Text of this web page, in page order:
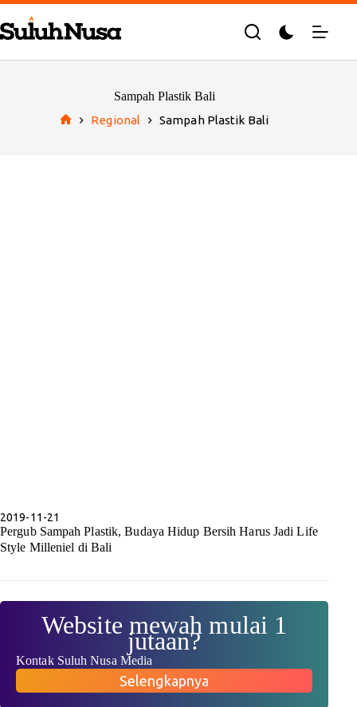
Skip
to
content
Sampah Plastik Bali
Regional Sampah Plastik Bali
2019-11-21
Pergub Sampah Plastik, Budaya Hidup Bersih Harus Jadi Life
Style Milleniel di Bali
Website mewah mulai 1
jutaan?
Kontak Suluh Nusa Media
Selengkapnya